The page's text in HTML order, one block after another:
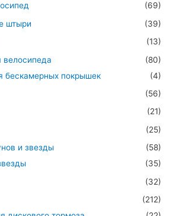
(69)
штыри
(39)
(13)
(80)
бескамерных покрышек
(4)
(56)
(21)
(25)
и звезды
(58)
(35)
(32)
(212)